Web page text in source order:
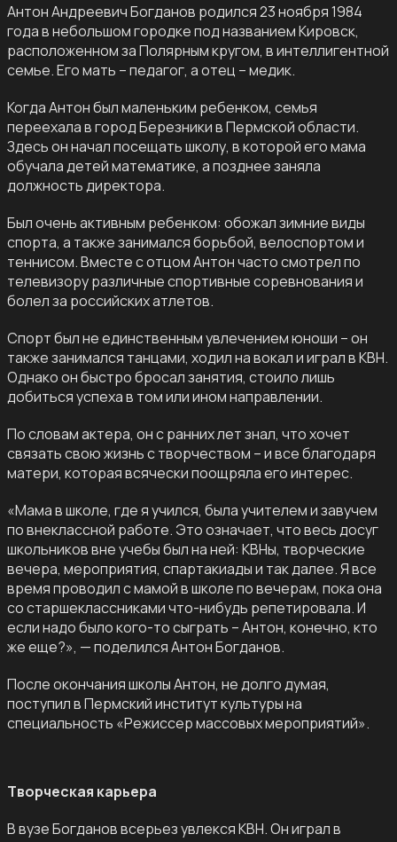
Антон Андреевич Богданов родился 23 ноября 1984
года в небольшом городке под названием Кировск,
расположенном за Полярным кругом, в интеллигентной
семье. Его мать – педагог, а отец – медик.
Когда Антон был маленьким ребенком, семья
переехала в город Березники в Пермской области.
Здесь он начал посещать школу, в которой его мама
обучала детей математике, а позднее заняла
должность директора.
Был очень активным ребенком: обожал зимние виды
спорта, а также занимался борьбой, велоспортом и
теннисом. Вместе с отцом Антон часто смотрел по
телевизору различные спортивные соревнования и
болел за российских атлетов.
Спорт был не единственным увлечением юноши – он
также занимался танцами, ходил на вокал и играл в КВН.
Однако он быстро бросал занятия, стоило лишь
добиться успеха в том или ином направлении.
По словам актера, он с ранних лет знал, что хочет
связать свою жизнь с творчеством – и все благодаря
матери, которая всячески поощряла его интерес.
«Мама в школе, где я учился, была учителем и завучем
по внеклассной работе. Это означает, что весь досуг
школьников вне учебы был на ней: КВНы, творческие
вечера, мероприятия, спартакиады и так далее. Я все
время проводил с мамой в школе по вечерам, пока она
со старшеклассниками что-нибудь репетировала. И
если надо было кого-то сыграть – Антон, конечно, кто
же еще?», — поделился Антон Богданов.
После окончания школы Антон, не долго думая,
поступил в Пермский институт культуры на
специальность «Режиссер массовых мероприятий».
Творческая карьера
В вузе Богданов всерьез увлекся КВН. Он играл в